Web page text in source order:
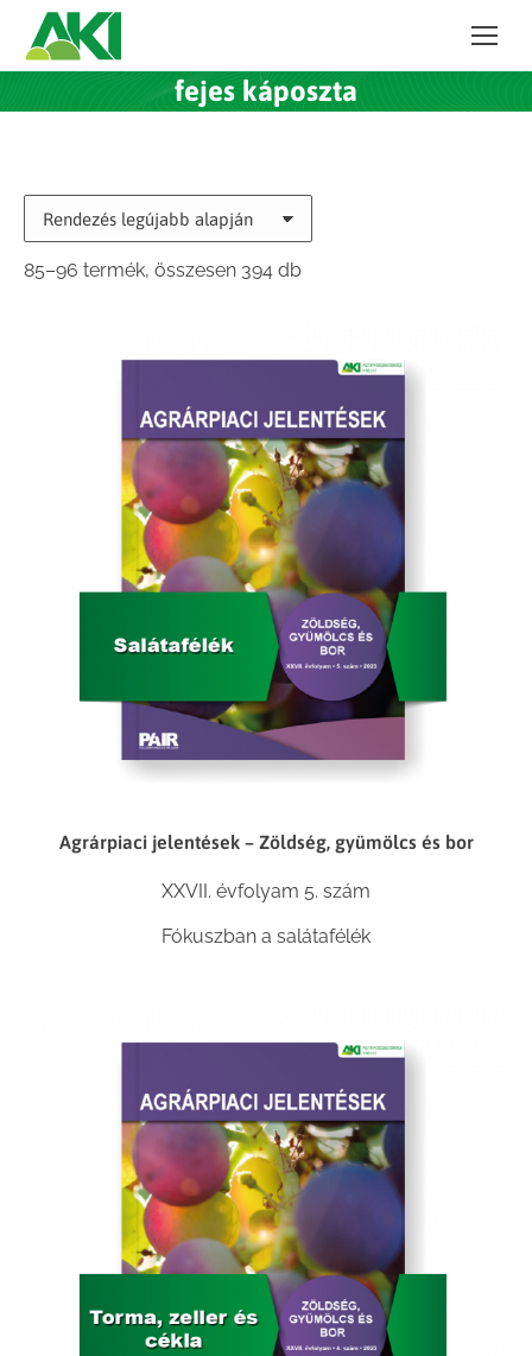
fejes káposzta
85–96 termék, összesen 394 dbSorted
Agrárpiaci jelentések – Zöldség, gyümölcs és bor
XXVII. évfolyam 5. szám
Fókuszban a salátafélék